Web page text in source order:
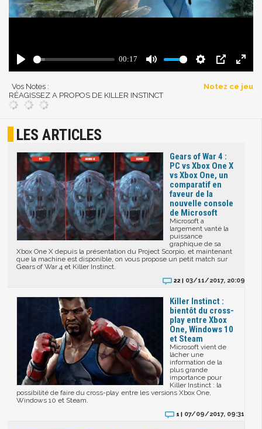
Vos Notes :
Notez ce jeu
RÉAGISSEZ A PROPOS DE KILLER INSTINCT
LES ARTICLES
Gears of War 4 :
PC vs Xbox One X
vs Xbox One, un
comparatif en
faveur de la
nouvelle console
de Microsoft
Microsoft a
largement vanté la
puissance
graphique de sa
Xbox One X depuis la présentation du Project Scorpio, et maintenant
que la machine est disponible, on vous propose un petit match sur
Gears of War 4 et Killer Instinct.
22 | 03/11/2017, 20:09
Killer Instinct :
bientôt du cross-
play entre Xbox
One, Windows 10
et Steam
Microsoft vient de
lâcher une
information de la
plus grande
importance pour
Killer Instinct : la
possibilité de faire du cross-play entre les versions Xbox One,
Windows 10 et Steam.
1 |07/09/2017, 09:31